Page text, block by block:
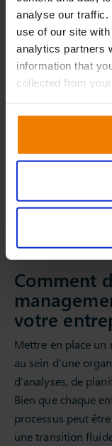
analyse our traffic.
use of our site
analytics partners
information that
collected from
Cette
Chain a
de
commandes.
permettant
Comment
votre
Mettre en place un
au sein d’une
d’analyses, de
Bien que chaque
processus peut
une transition